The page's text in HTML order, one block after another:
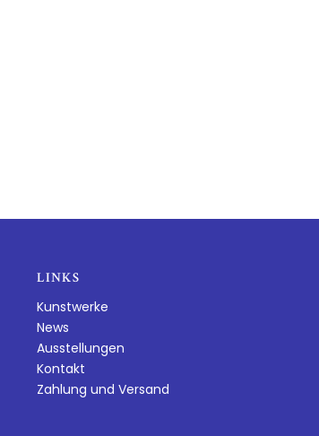
LINKS
Kunstwerke
News
Ausstellungen
Kontakt
Zahlung und Versand